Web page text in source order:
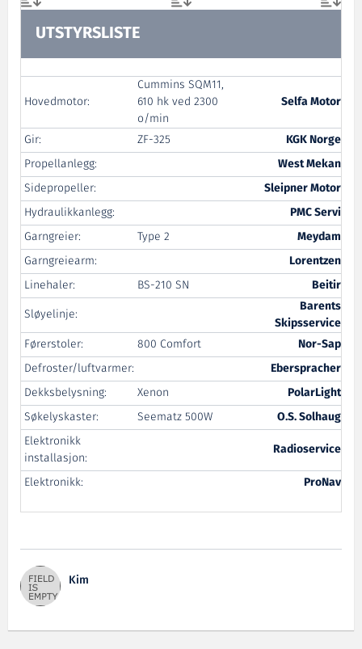
UTSTYRSLISTE
Hovedmotor:
Cummins SQM11,
610 hk ved 2300
o/min
Selfa Motor
Gir: ZF-325
KGK Norge
Propellanlegg:
West Mekan
Sidepropeller:
Sleipner Motor
Hydraulikkanlegg:
PMC Servi
Garngreier:
Type 2
Meydam
Garngreiearm:
Lorentzen
Linehaler:
BS-210 SN
Beitir
Sløyelinje:
Barents
Skipsservice
Førerstoler:
800 Comfort
Nor-Sap
Defroster/luftvarmer:
Eberspracher
Dekksbelysning:
Xenon
PolarLight
Søkelyskaster:
Seematz 500W
O.S. Solhaug
Elektronikk
installasjon:
Radioservice
Elektronikk:
ProNav
Kim